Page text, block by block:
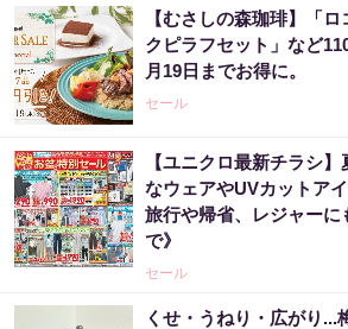
【むさしの森珈琲】「
クピラフセット」など
月19日までお得に。
セール
【ユニクロ最新チラシ
なウェアやUVカットア
旅行や帰省、レジャーに
で》
セール
くせ・うねり・広がり...